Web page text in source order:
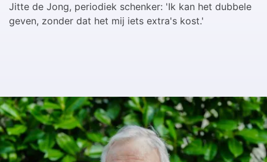
Jitte de Jong, periodiek schenker: 'Ik kan het dubbele
geven, zonder dat het mij iets extra's kost.'